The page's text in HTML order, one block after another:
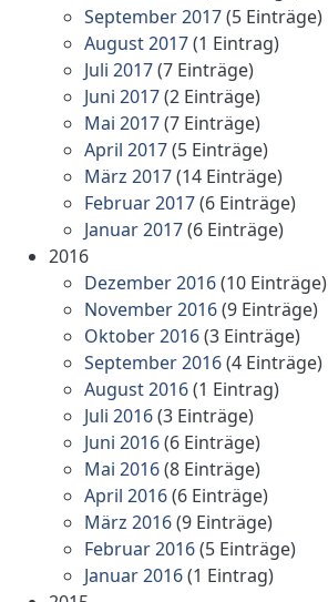
September 2017(5 Einträge)
August 2017(1 Eintrag)
Juli 2017(7 Einträge)
Juni 2017(2 Einträge)
Mai 2017(7 Einträge)
April 2017(5 Einträge)
März 2017(14 Einträge)
Februar 2017(6 Einträge)
Januar 2017(6 Einträge)
2016
Dezember 2016(10 Einträge)
November 2016(9 Einträge)
Oktober 2016(3 Einträge)
September 2016(4 Einträge)
August 2016(1 Eintrag)
Juli 2016(3 Einträge)
Juni 2016(6 Einträge)
Mai 2016(8 Einträge)
April 2016(6 Einträge)
März 2016(9 Einträge)
Februar 2016(5 Einträge)
Januar 2016(1 Eintrag)